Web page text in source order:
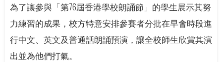
為了讓參與「第76屆香港學校朗誦節」的學生展示其努
力練習的成果，校方特意安排參賽者分批在早會時段進
行中文、英文及普通話朗誦預演，讓全校師生欣賞其演
出並為他們打氣。